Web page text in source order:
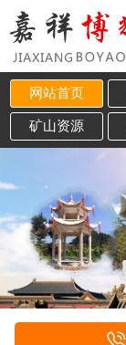
网站首页
矿山资源